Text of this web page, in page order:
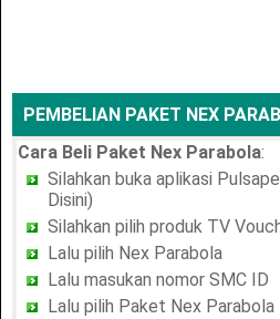
PEMBELIAN PAKET NEX
Cara Beli Paket Nex Parabola:
Silahkan buka aplikasi
Disini)
Silahkan pilih produk TV
Lalu pilih Nex Parabola
Lalu masukan nomor SMC ID
Lalu pilih Paket Nex Parabola